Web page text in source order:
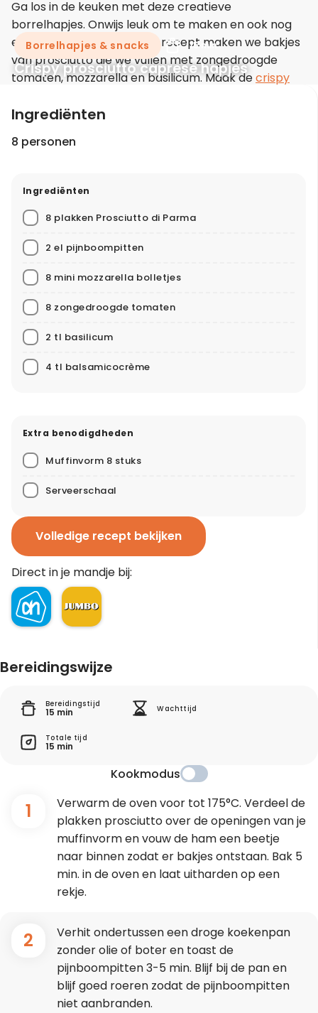
Ga los in de keuken met deze creatieve
borrelhapjes. Onwijs leuk om te maken en ook nog
eens heel erg lekker! In dit recept maken we bakjes
van prosciutto die we vullen met zongedroogde
tomaten, mozzarella en basilicum. Maak decrispy
Borrelhapjes & snacks 15 min
Crispy prosciutto caprese hapjes
Ingrediënten
8 personen
Ingrediënten
8 plakken Prosciutto di Parma
2 el pijnboompitten
8 mini mozzarella bolletjes
8 zongedroogde tomaten
2 tl basilicum
4 tl balsamicocrème
Extra benodigdheden
Muffinvorm 8 stuks
Serveerschaal
Volledige recept bekijken
Direct in je mandje bij:
Bereidingswijze
Bereidingstijd
15 min Wachttijd
Totale tijd
15 min
Kookmodus
1
Verwarm de oven voor tot 175°C. Verdeel de
plakken prosciutto over de openingen van je
muffinvorm en vouw de ham een beetje
naar binnen zodat er bakjes ontstaan. Bak 5
min. in de oven en laat uitharden op een
rekje.
2
Verhit ondertussen een droge koekenpan
zonder olie of boter en toast de
pijnboompitten 3-5 min. Blijf bij de pan en
blijf goed roeren zodat de pijnboompitten
niet aanbranden.